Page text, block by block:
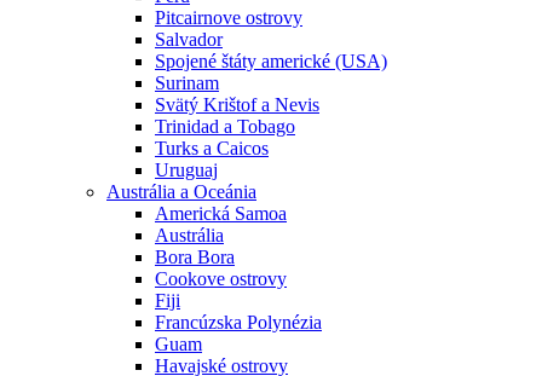
Pitcairnove ostrovy
Salvador
Spojené štáty americké (USA)
Surinam
Svätý Krištof a Nevis
Trinidad a Tobago
Turks a Caicos
Uruguaj
Austrália a Oceánia
Americká Samoa
Austrália
Bora Bora
Cookove ostrovy
Fiji
Francúzska Polynézia
Guam
Havajské ostrovy